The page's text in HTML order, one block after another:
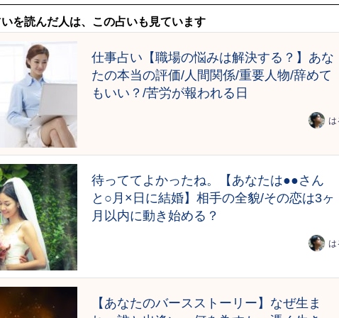
を読んだ人は、この占いも見ています
仕事占い【職場の悩みは解決する？】あな
たの本当の評価/人間関係/重要人物/辞めて
もいい？/苦労が報われる日
は
待っててよかったね。【あなたは●●さん
と○月×日に結婚】相手の全貌/その恋は3ヶ
月以内に動き始める？
は
【あなたのバースストーリー】なぜ生ま